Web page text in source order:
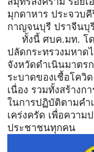
มุกดาหาร ประจวบ
กาญจนบุรี ปราจีนบุ
ทั้งนี้ ศบค.มท. โด
ปลัดกระทรวงมหาด
จังหวัดดำเนินมาตร
ระบาดของเชื้อโควิ
เนื่อง รวมทั้งสร้าง
ในการปฏิบัติตามค
เคร่งครัด เพื่อควา
ประชาชนทุกคน